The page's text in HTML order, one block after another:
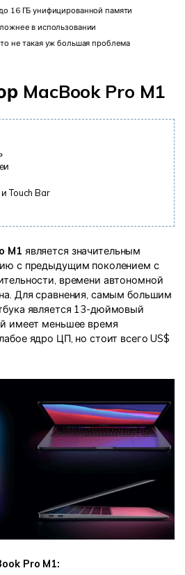
16 ГБ унифицированной памяти
в использовании
не такая уж большая проблема
MacBook Pro M1
Touch Bar
M1 является значительным
с предыдущим поколением с
времени автономной
Для сравнения, самым большим
является 13-дюймовый
имеет меньшее время
ядро ЦП, но стоит всего US$
Pro M1: